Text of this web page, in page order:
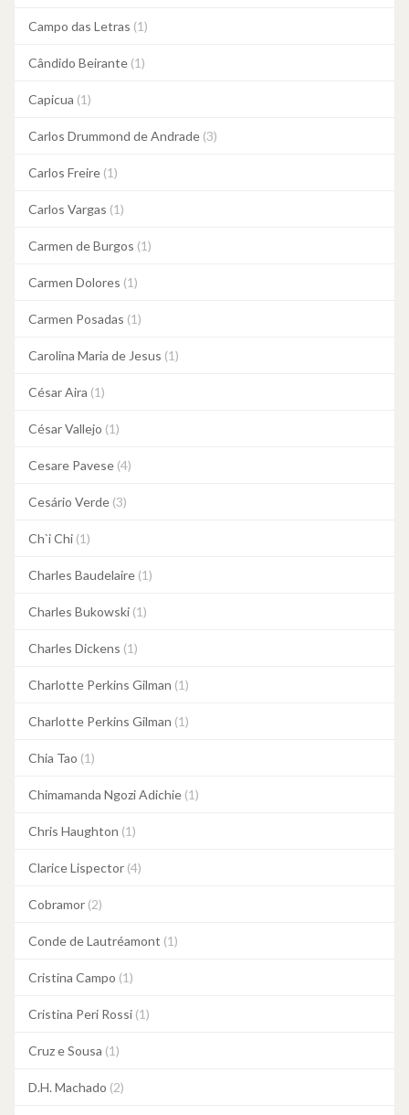
Campo das Letras (1)
Cândido Beirante (1)
Capicua (1)
Carlos Drummond de Andrade (3)
Carlos Freire (1)
Carlos Vargas (1)
Carmen de Burgos (1)
Carmen Dolores (1)
Carmen Posadas (1)
Carolina Maria de Jesus (1)
César Aira (1)
César Vallejo (1)
Cesare Pavese (4)
Cesário Verde (3)
Ch`i Chi (1)
Charles Baudelaire (1)
Charles Bukowski (1)
Charles Dickens (1)
Charlotte Perkins Gilman (1)
Charlotte Perkins Gilman (1)
Chia Tao (1)
Chimamanda Ngozi Adichie (1)
Chris Haughton (1)
Clarice Lispector (4)
Cobramor (2)
Conde de Lautréamont (1)
Cristina Campo (1)
Cristina Peri Rossi (1)
Cruz e Sousa (1)
D.H. Machado (2)